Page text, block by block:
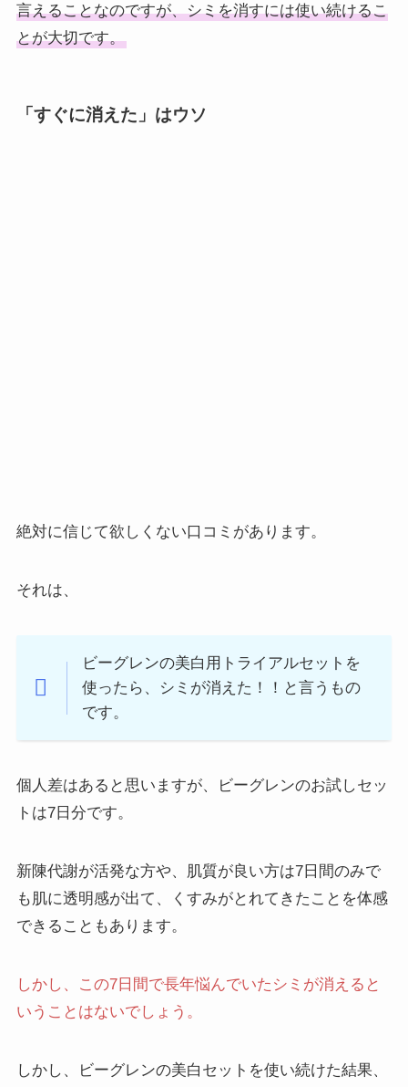
言えることなのですが、シミを消すには使い続けるこ
とが大切です。
「すぐに消えた」はウソ
絶対に信じて欲しくない口コミがあります。
それは、
ビーグレンの美白用トライアルセットを
使ったら、シミが消えた！！と言うもの
です。
個人差はあると思いますが、ビーグレンのお試しセッ
トは7日分です。
新陳代謝が活発な方や、肌質が良い方は7日間のみで
も肌に透明感が出て、くすみがとれてきたことを体感
できることもあります。
しかし、この7日間で長年悩んでいたシミが消えると
いうことはないでしょう。
しかし、ビーグレンの美白セットを使い続けた結果、